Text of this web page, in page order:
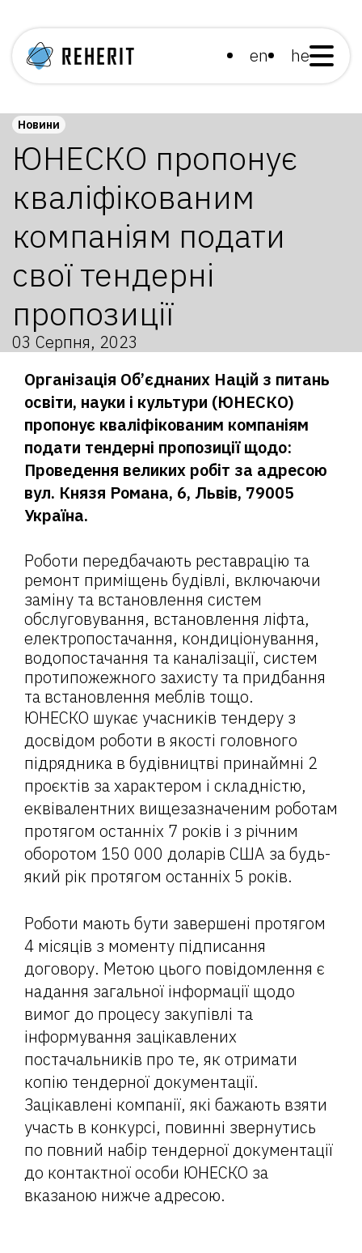
en he
Новини
ЮНЕСКО пропонує
кваліфікованим
компаніям подати
свої тендерні
пропозиції
03 Серпня, 2023
Організація Об’єднаних Націй з питань
освіти, науки і культури (ЮНЕСКО)
пропонує кваліфікованим компаніям
подати тендерні пропозиції щодо:
Проведення великих робіт за адресою
вул. Князя Романа, 6, Львів, 79005
Україна.
Роботи передбачають реставрацію та
ремонт приміщень будівлі, включаючи
заміну та встановлення систем
обслуговування, встановлення ліфта,
електропостачання, кондиціонування,
водопостачання та каналізації, систем
протипожежного захисту та придбання
та встановлення меблів тощо.
ЮНЕСКО шукає учасників тендеру з
досвідом роботи в якості головного
підрядника в будівництві принаймні 2
проєктів за характером і складністю,
еквівалентних вищезазначеним роботам
протягом останніх 7 років і з річним
оборотом 150 000 доларів США за будь-
який рік протягом останніх 5 років.
Роботи мають бути завершені протягом
4 місяців з моменту підписання
договору. Метою цього повідомлення є
надання загальної інформації щодо
вимог до процесу закупівлі та
інформування зацікавлених
постачальників про те, як отримати
копію тендерної документації.
Зацікавлені компанії, які бажають взяти
участь в конкурсі, повинні звернутись
по повний набір тендерної документації
до контактної особи ЮНЕСКО за
вказаною нижче адресою.